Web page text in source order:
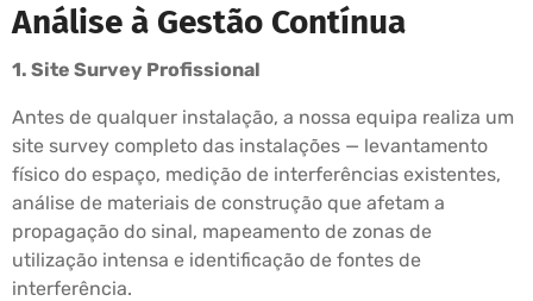
Análise à Gestão Contínua
1. Site Survey Profissional
Antes de qualquer instalação, a nossa equipa realiza um
site survey completo das instalações — levantamento
físico do espaço, medição de interferências existentes,
análise de materiais de construção que afetam a
propagação do sinal, mapeamento de zonas de
utilização intensa e identificação de fontes de
interferência.